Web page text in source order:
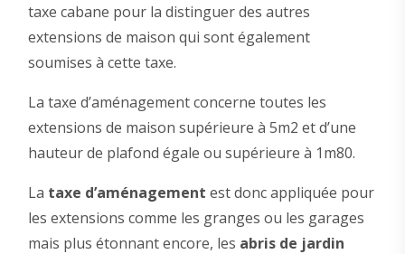
taxe cabane pour la distinguer des autres
extensions de maison qui sont également
soumises à cette taxe.
La taxe d’aménagement concerne toutes les
extensions de maison supérieure à 5m2 et d’une
hauteur de plafond égale ou supérieure à 1m80.
La taxe d’aménagement est donc appliquée pour
les extensions comme les granges ou les garages
mais plus étonnant encore, les abris de jardin